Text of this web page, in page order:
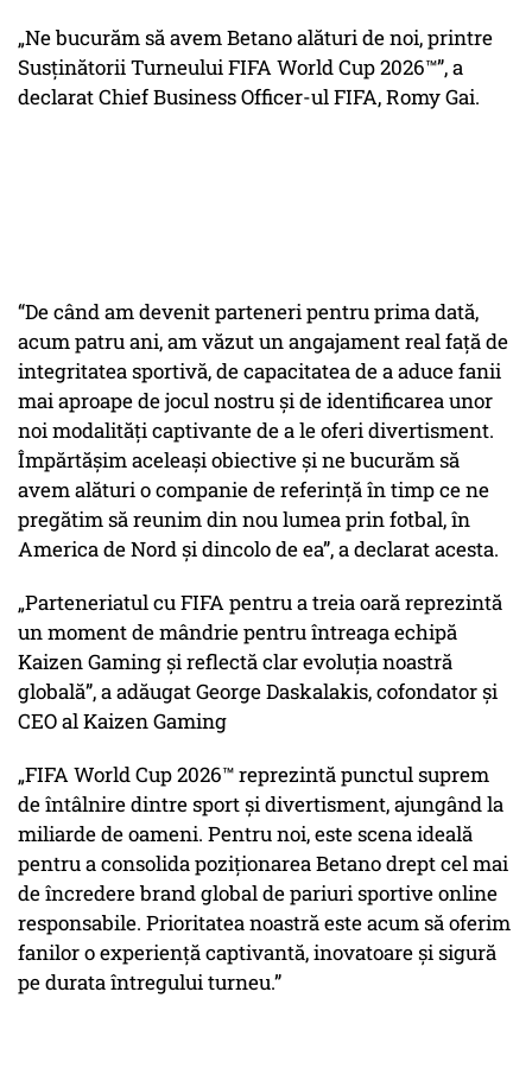
„Ne bucurăm să avem Betano alături de noi, printre
Susținătorii Turneului FIFA World Cup 2026™”, a
declarat Chief Business Officer-ul FIFA, Romy Gai.
“De când am devenit parteneri pentru prima dată,
acum patru ani, am văzut un angajament real față de
integritatea sportivă, de capacitatea de a aduce fanii
mai aproape de jocul nostru și de identificarea unor
noi modalități captivante de a le oferi divertisment.
Împărtășim aceleași obiective și ne bucurăm să
avem alături o companie de referință în timp ce ne
pregătim să reunim din nou lumea prin fotbal, în
America de Nord și dincolo de ea”, a declarat acesta.
„Parteneriatul cu FIFA pentru a treia oară reprezintă
un moment de mândrie pentru întreaga echipă
Kaizen Gaming și reflectă clar evoluția noastră
globală”, a adăugat George Daskalakis, cofondator și
CEO al Kaizen Gaming
„FIFA World Cup 2026™ reprezintă punctul suprem
de întâlnire dintre sport și divertisment, ajungând la
miliarde de oameni. Pentru noi, este scena ideală
pentru a consolida poziționarea Betano drept cel mai
de încredere brand global de pariuri sportive online
responsabile. Prioritatea noastră este acum să oferim
fanilor o experiență captivantă, inovatoare și sigură
pe durata întregului turneu.”